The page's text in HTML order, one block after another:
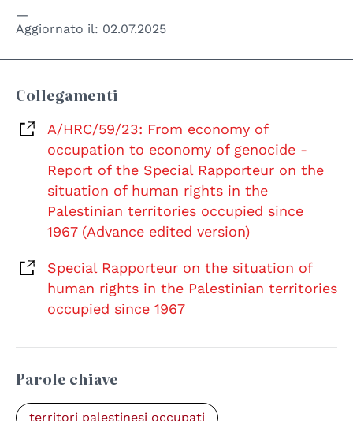
Aggiornato il: 02.07.2025
Collegamenti
A/HRC/59/23: From economy of
occupation to economy of genocide -
Report of the Special Rapporteur on the
situation of human rights in the
Palestinian territories occupied since
1967 (Advance edited version)
Special Rapporteur on the situation of
human rights in the Palestinian territories
occupied since 1967
Parole chiave
territori palestinesi occupati